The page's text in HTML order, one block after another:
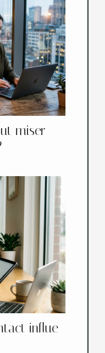
miser
influe-